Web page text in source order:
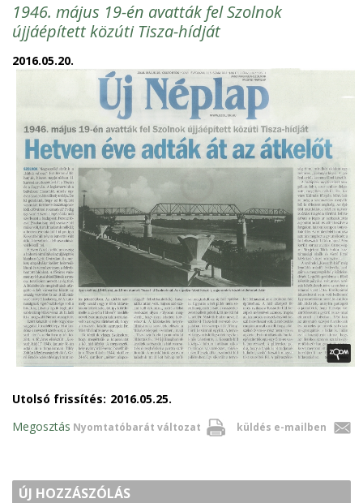
1946. május 19-én avatták fel Szolnok
újjáépített közúti Tisza-hídját
2016.05.20.
Utolsó frissítés: 2016.05.25.
Nyomtatóbarát változat küldés e-mailben
Megosztás
ÚJ HOZZÁSZÓLÁS